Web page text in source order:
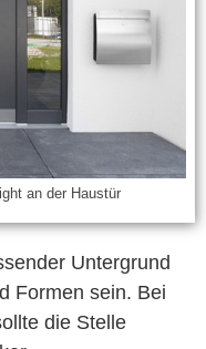
an der Haustür
Untergrund
Formen sein. Bei
die Stelle